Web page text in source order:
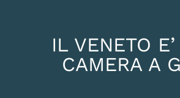
IL VENETO
CAMERA A